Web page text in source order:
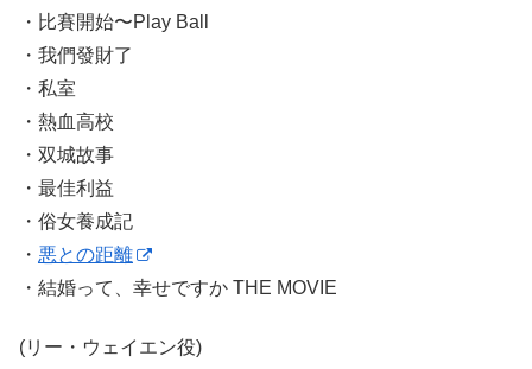
・比賽開始〜Play Ball
・我們發財了
・私室
・熱血高校
・双城故事
・最佳利益
・俗女養成記
・ 悪との距離
・結婚って、幸せですか THE MOVIE
(リー・ウェイエン役)